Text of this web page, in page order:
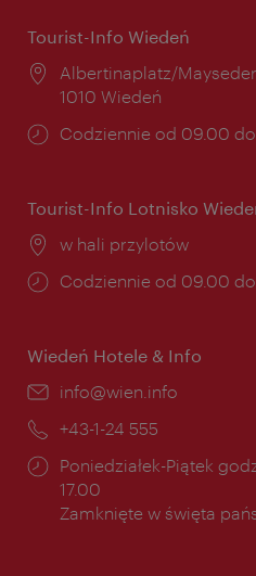
Tourist-Info Wiedeń
Miejsce:
Albertinaplatz/
1010 Wiedeń
Godziny
Codziennie od 09.00
Tourist-Info Lotnisko
Miejsce:
w hali przylotów
Godziny
Codziennie od 09.00
Wiedeń Hotele & Info
E-
info@wien.info
Telefon:
+43-1-24 555
Godziny
otwarcia:
Poniedziałek-Piątek
17.00
Zamknięte w święta